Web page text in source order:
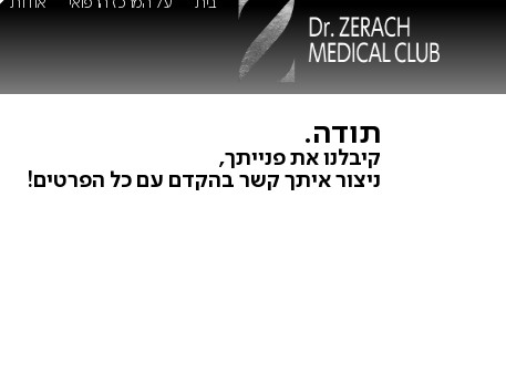
עמוד תודה קטגוריה
תודה.
קיבלנו את פנייתך,
ניצור איתך קשר בהקדם עם כל הפרטים!